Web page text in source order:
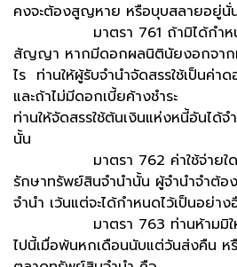
คงจะต้องสูญหาย หรือบุบสลายอยู่นั่
มาตรา 761 ถ้ามิได้กำหนดไ
สัญญา หากมีดอกผลนิตินัยงอกจา
ไร ท่านให้ผู้รับจำนำจัดสรรใช้เป็นค่า
และถ้าไม่มีดอกเบี้ยค้างชำระ
ท่านให้จัดสรรใช้ต้นเงินแห่งหนี้อันได้
นั้น
มาตรา 762 ค่าใช้จ่ายใดๆ
รักษาทรัพย์สินจำนำนั้น ผู้จำนำจำต้อ
จำนำ เว้นแต่จะได้กำหนดไว้เป็นอย่
มาตรา 763 ท่านห้ามมิให้ฟ้
ไปนี้เมื่อพ้นหกเดือนนับแต่วันส่งคืน ห